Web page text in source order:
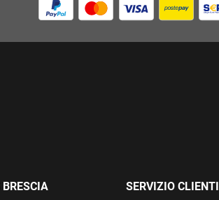
BRESCIA SERVIZIO CLIENTI